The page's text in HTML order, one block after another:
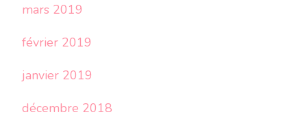
mars 2019
février 2019
janvier 2019
décembre 2018